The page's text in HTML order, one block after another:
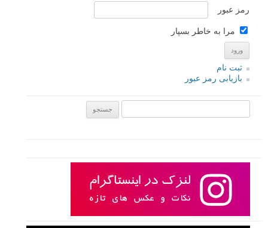
رمز عبور
مرا به خاطر بسپار
ثبت نام
بازیابی رمز عبور